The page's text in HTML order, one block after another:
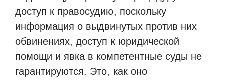
доступ к правосудию, поскольку
информация о выдвинутых против них
обвинениях, доступ к юридической
помощи и явка в компетентные суды не
гарантируются. Это, как оно